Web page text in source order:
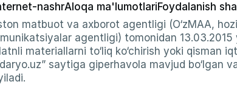
nashrAloqa ma'lumotlariFoydalanish
matbuot va axborot agentligi (O‘zMAA,
agentligi) tomonidan
materiallarni to‘liq ko‘chirish yoki
saytiga giperhavola mavjud bo‘lgan